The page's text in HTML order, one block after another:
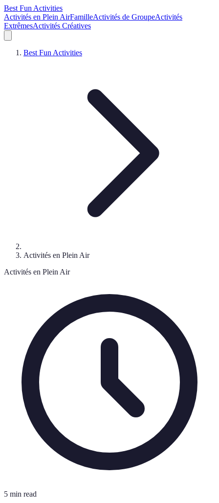
Best Fun Activities
Activités en Plein AirFamilleActivités de GroupeActivités
ExtrêmesActivités Créatives
Best Fun Activities
Activités en Plein Air
Activités en Plein Air
5 min read